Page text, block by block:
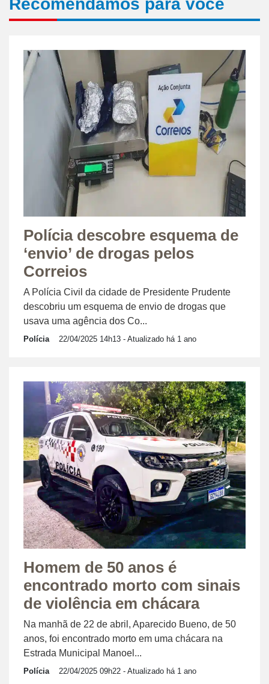
Polícia descobre esquema de
‘envio’ de drogas pelos
Correios
A Polícia Civil da cidade de Presidente Prudente
descobriu um esquema de envio de drogas que
usava uma agência dos Co...
Polícia 22/04/2025 14h13 - Atualizado há 1 ano
Homem de 50 anos é
encontrado morto com sinais
de violência em chácara
Na manhã de 22 de abril, Aparecido Bueno, de 50
anos, foi encontrado morto em uma chácara na
Estrada Municipal Manoel...
Polícia 22/04/2025 09h22 - Atualizado há 1 ano